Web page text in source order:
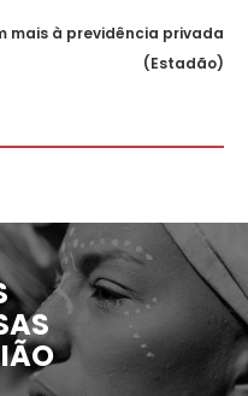
mais à previdência privada
(Estadão)